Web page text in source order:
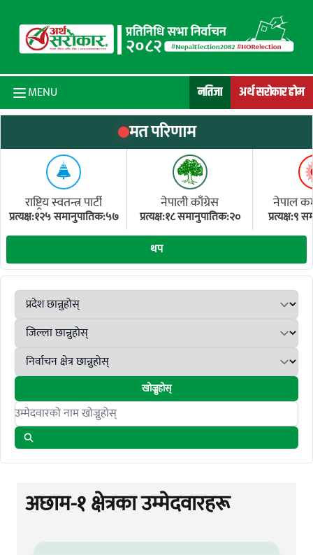
MENU नतिजा अर्थ सरोकार होम
मत परिणाम
राष्ट्रिय स्वतन्त्र पार्टी
प्रत्यक्ष:१२५ समानुपातिक:५७
नेपाली काँग्रेस
प्रत्यक्ष:१८ समानुपातिक:२०
नेपाल
प्रत्यक्ष:९
थप
खोज्नुहोस्
Search candidates
अछाम-१ क्षेत्रका उम्मेदवारहरू